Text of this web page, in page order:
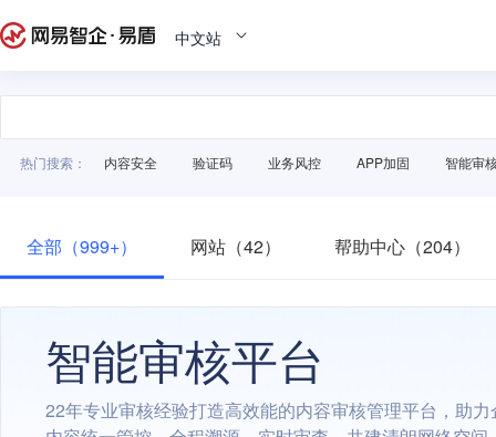
中文站
热门搜索： 内容安全 验证码 业务风控 APP加固 智能审
全部（999+） 网站（42） 帮助中心（204）
智能审核平台
22年专业审核经验打造高效能的内容审核管理平台，助